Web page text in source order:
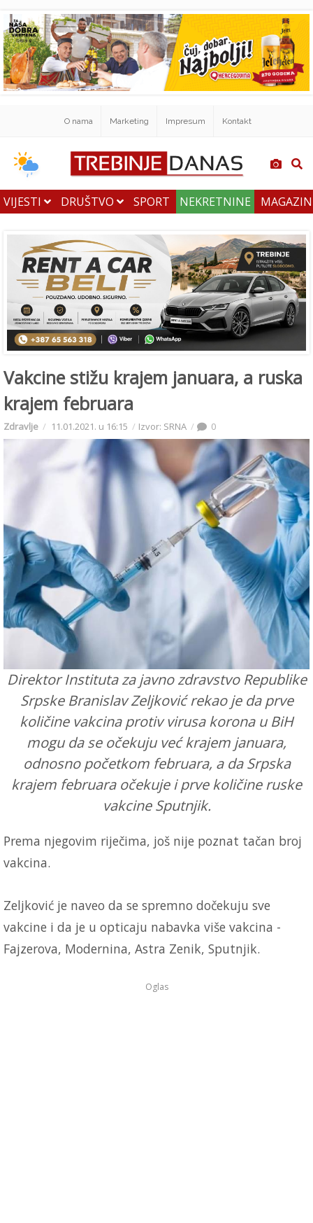
O nama Marketing Impresum Kontakt
VIJESTI DRUŠTVO SPORT NEKRETNINE
Vakcine stižu krajem januara, a ruska
krajem februara
Zdravlje 11.01.2021. u 16:15 Izvor: SRNA 0
Direktor Instituta za javno zdravstvo Republike
Srpske Branislav Zeljković rekao je da prve
količine vakcina protiv virusa korona u BiH
mogu da se očekuju već krajem januara,
odnosno početkom februara, a da Srpska
krajem februara očekuje i prve količine ruske
vakcine Sputnjik.
Prema njegovim riječima, još nije poznat tačan broj
vakcina.
Zeljković je naveo da se spremno dočekuju sve
vakcine i da je u opticaju nabavka više vakcina -
Fajzerova, Modernina, Astra Zenik, Sputnjik.
Oglas